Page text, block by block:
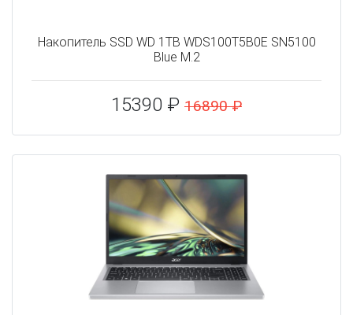
Накопитель SSD WD 1TB WDS100T5B0E SN5100
Blue M.2
15390 ₽ 16890 ₽